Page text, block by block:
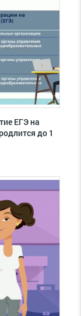
ЕГЭ на
до 1